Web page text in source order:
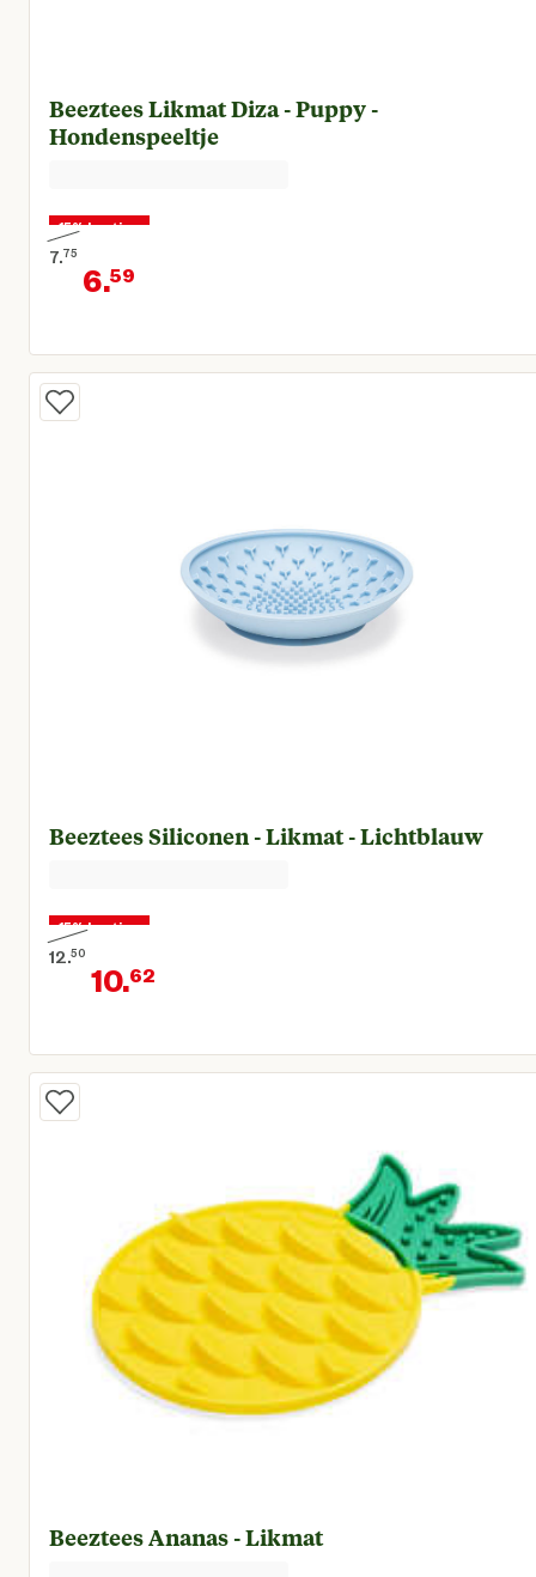
Beeztees Likmat Diza - Puppy -
Hondenspeeltje
15% korting
7.75
Oorspronkelijke prijs € 7,75
6.59
Huidige prijs € 6,59
Beeztees Siliconen - Likmat - Lichtblauw
15% korting
12.50
Oorspronkelijke prijs € 12,50
10.62
Huidige prijs € 10,62
Beeztees Ananas - Likmat